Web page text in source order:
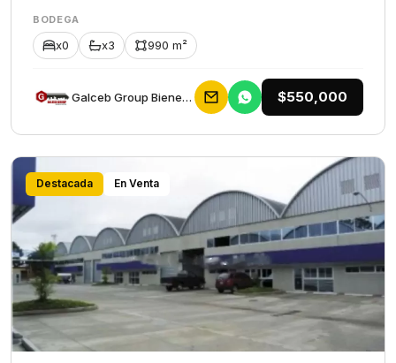
BODEGA
x0 x3 990 m²
Galceb Group Bienes Raices $550,000
Destacada En Venta